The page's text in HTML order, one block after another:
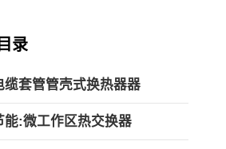
录
缆套管管壳式换热器器
能:微工作区热交换器